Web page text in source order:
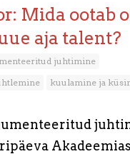
Mida ootab
aja talent?
juhtimine
kuulamine ja